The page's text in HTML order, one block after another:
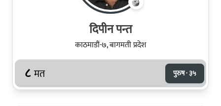
दिपीन पन्त
काठमाडौं-७, बागमती प्रदेश
८ मत पुरुष · ३५